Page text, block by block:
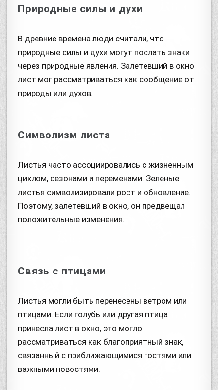
Природные силы и духи
В древние времена люди считали, что
природные силы и духи могут послать знаки
через природные явления. Залетевший в окно
лист мог рассматриваться как сообщение от
природы или духов.
Символизм листа
Листья часто ассоциировались с жизненным
циклом, сезонами и переменами. Зеленые
листья символизировали рост и обновление.
Поэтому, залетевший в окно, он предвещал
положительные изменения.
Связь с птицами
Листья могли быть перенесены ветром или
птицами. Если голубь или другая птица
принесла лист в окно, это могло
рассматриваться как благоприятный знак,
связанный с приближающимися гостями или
важными новостями.